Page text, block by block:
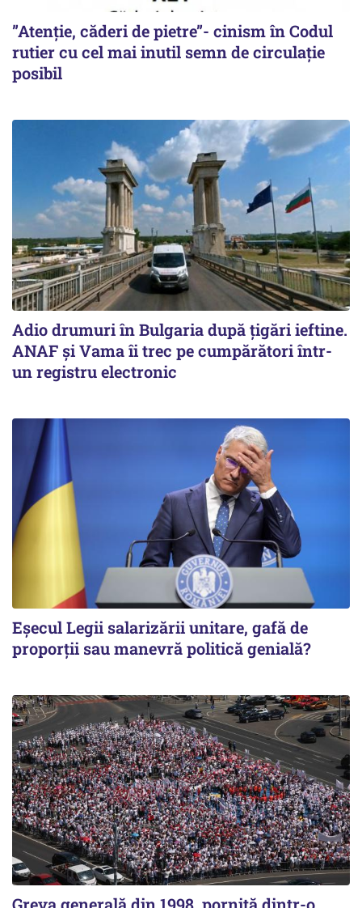
”Atenție, căderi de pietre”- cinism în Codul
rutier cu cel mai inutil semn de circulație
posibil
Adio drumuri în Bulgaria după țigări ieftine.
ANAF și Vama îi trec pe cumpărători într-
un registru electronic
Eșecul Legii salarizării unitare, gafă de
proporții sau manevră politică genială?
Greva generală din 1998, pornită dintr-o